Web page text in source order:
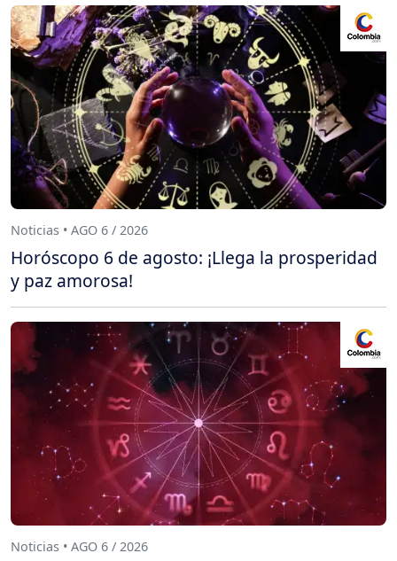
Noticias • AGO 6 / 2026
Horóscopo 6 de agosto: ¡Llega la prosperidad
y paz amorosa!
Noticias • AGO 6 / 2026